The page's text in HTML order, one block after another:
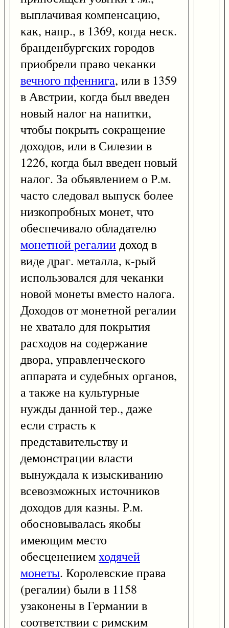
выплачивая компенсацию,
как, напр., в 1369, когда неск.
бранденбургских городов
приобрели право чеканки
вечного пфеннига, или в 1359
в Австрии, когда был введен
новый налог на напитки,
чтобы покрыть сокращение
доходов, или в Силезии в
1226, когда был введен новый
налог. За объявлением о Р.м.
часто следовал выпуск более
низкопробных монет, что
обеспечивало обладателю
монетной регалиидоход в
виде драг. металла, к-рый
использовался для чеканки
новой монеты вместо налога.
Доходов от монетной регалии
не хватало для покрытия
расходов на содержание
двора, управленческого
аппарата и судебных органов,
а также на культурные
нужды данной тер., даже
если страсть к
представительству и
демонстрации власти
вынуждала к изыскиванию
всевозможных источников
доходов для казны. Р.м.
обосновывалась якобы
имеющим место
обесценениемходячей
монеты. Королевские права
(регалии) были в 1158
узаконены в Германии в
соответствии с римским